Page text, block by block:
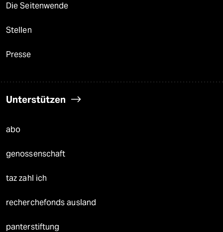
Die Seitenwende
Stellen
Presse
Unterstützen
abo
genossenschaft
taz zahl ich
recherchefonds ausland
panterstiftung